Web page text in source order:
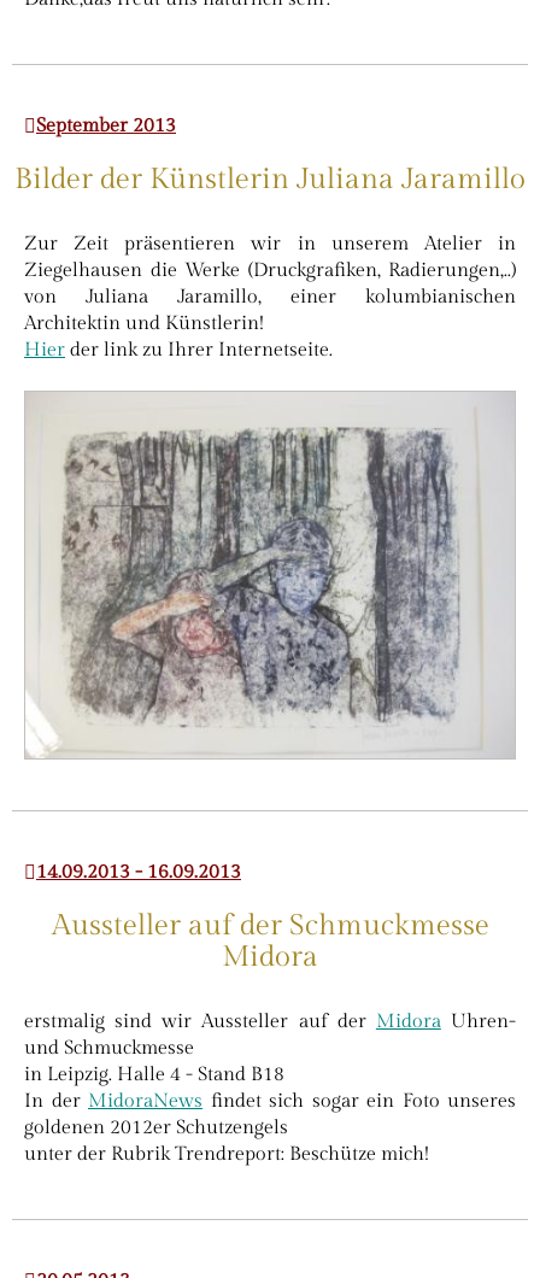
September 2013
Bilder der Künstlerin Juliana Jaramillo
Zur Zeit präsentieren wir in unserem Atelier in
Ziegelhausen die Werke (Druckgrafiken, Radierungen,..)
von Juliana Jaramillo, einer kolumbianischen
Architektin und Künstlerin!
Hier der link zu Ihrer Internetseite.
14.09.2013 - 16.09.2013
Aussteller auf der Schmuckmesse
Midora
erstmalig sind wir Aussteller auf der MidoraUhren-
und Schmuckmesse
in Leipzig. Halle 4 - Stand B18
In der MidoraNews findet sich sogar ein Foto unseres
goldenen 2012er Schutzengels
unter der Rubrik Trendreport: Beschütze mich!